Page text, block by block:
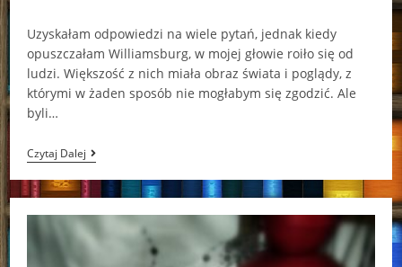
Uzyskałam odpowiedzi na wiele pytań, jednak kiedy
opuszczałam Williamsburg, w mojej głowie roiło się od
ludzi. Większość z nich miała obraz świata i poglądy, z
którymi w żaden sposób nie mogłabym się zgodzić. Ale
byli…
Czytaj DalejOk,
Amen
Nina
Solomin